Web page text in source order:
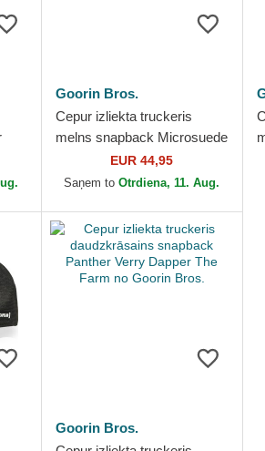
Goorin Bros.
Cepur izliekta truckeris
melns snapback Microsuede
Black Panther The Farm no
Goorin Bros.
EUR 44,95
Saņem toOtrdiena, 11. Aug.
Goorin Bros.